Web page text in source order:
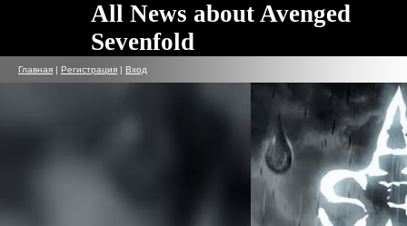
All News about Avenged
Sevenfold
Главная | Регистрация | Вход